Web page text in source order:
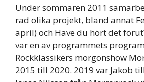
Under sommaren 2011
rad olika projekt, bland annat
april) och Have du hört det
var en av programmets
Rockklassikers morgonshow
2015 till 2020. 2019 var Jakob